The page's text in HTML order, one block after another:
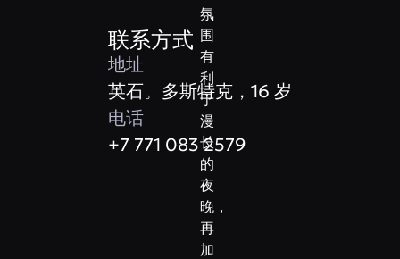
氛
围
有
利
于
漫
长
的
夜
晚，
再
加
联系方式
地址
英石。多斯特克，16 岁
电话
+7 771 083 2579